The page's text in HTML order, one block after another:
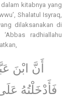
kitabnya yang
Shalatul Isyraq,
dilaksanakan di
radhiallahu
أَنَّ ابْنَ
فَأَدْخَلْتُهُ